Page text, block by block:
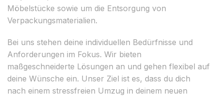
Möbelstücke sowie um die Entsorgung von
Verpackungsmaterialien.
Bei uns stehen deine individuellen Bedürfnisse und
Anforderungen im Fokus. Wir bieten
maßgeschneiderte Lösungen an und gehen flexibel auf
deine Wünsche ein. Unser Ziel ist es, dass du dich
nach einem stressfreien Umzug in deinem neuen